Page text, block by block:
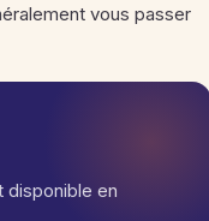
vous passer
disponible en